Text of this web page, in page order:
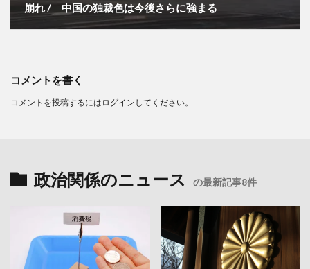
崩れ / 中国の独裁色は今後さらに強まる
コメントを書く
コメントを投稿するには ログイン してください。
政治関係のニュース の最新記事8件